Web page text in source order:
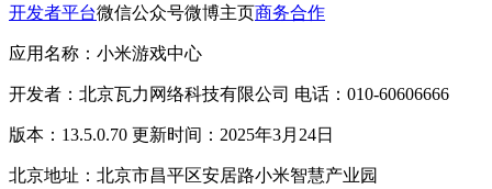
开发者平台微信公众号微博主页商务合作
应用名称：小米游戏中心
开发者：北京瓦力网络科技有限公司 电话：010-60606666
版本：13.5.0.70 更新时间：2025年3月24日
北京地址：北京市昌平区安居路小米智慧产业园